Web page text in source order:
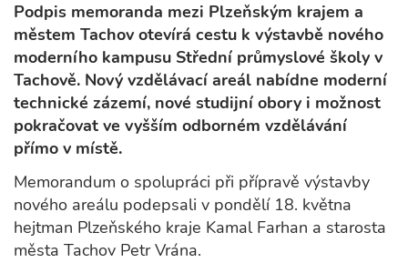
Podpis memoranda mezi Plzeňským krajem a
městem Tachov otevírá cestu k výstavbě nového
moderního kampusu Střední průmyslové školy v
Tachově. Nový vzdělávací areál nabídne moderní
technické zázemí, nové studijní obory i možnost
pokračovat ve vyšším odborném vzdělávání
přímo v místě.
Memorandum o spolupráci při přípravě výstavby
nového areálu podepsali v pondělí 18. května
hejtman Plzeňského kraje Kamal Farhan a starosta
města Tachov Petr Vrána.